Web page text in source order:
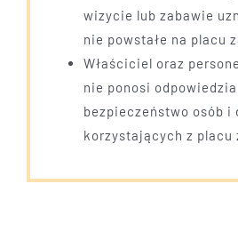
wizycie lub zabawie
nie powstałe na placu
Właściciel oraz
nie ponosi
bezpieczeństwo osób i
korzystających z placu